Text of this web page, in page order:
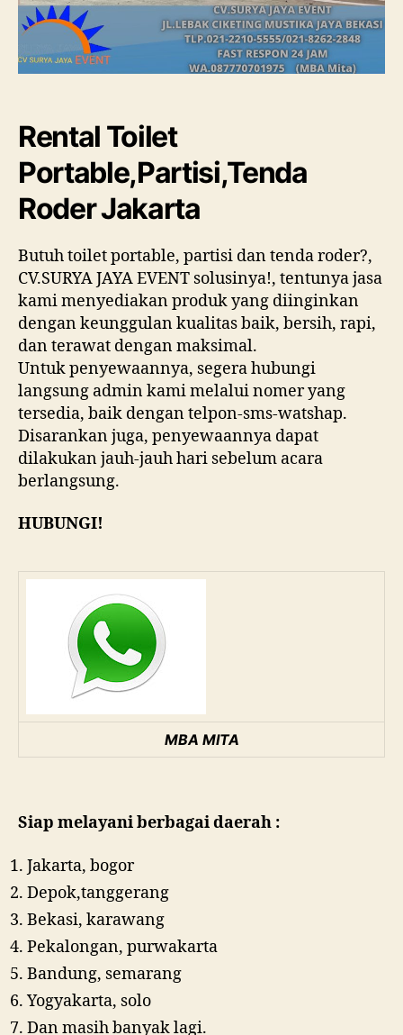
Rental Toilet
Portable,Partisi,Tenda
Roder Jakarta
Butuh toilet portable, partisi dan tenda roder?,
CV.SURYA JAYA EVENT solusinya!, tentunya jasa
kami menyediakan produk yang diinginkan
dengan keunggulan kualitas baik, bersih, rapi,
dan terawat dengan maksimal.
Untuk penyewaannya, segera hubungi
langsung admin kami melalui nomer yang
tersedia, baik dengan telpon-sms-watshap.
Disarankan juga, penyewaannya dapat
dilakukan jauh-jauh hari sebelum acara
berlangsung.
HUBUNGI!
MBA MITA
Siap melayani berbagai daerah :
Jakarta, bogor
Depok,tanggerang
Bekasi, karawang
Pekalongan, purwakarta
Bandung, semarang
Yogyakarta, solo
Dan masih banyak lagi.